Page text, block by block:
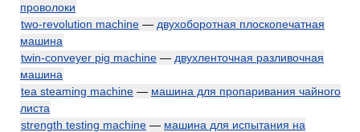
проволоки
two-revolution machine — двухоборотная плоскопечатная
машина
twin-conveyer pig machine — двухленточная разливочная
машина
tea steaming machine — машина для пропаривания чайного
листа
strength testing machine — машина для испытания на